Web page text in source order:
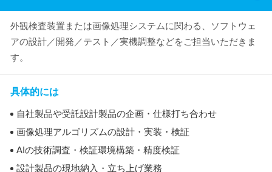
外観検査装置または画像処理システムに関わる、ソフトウェ
アの設計／開発／テスト／実機調整などをご担当いただきま
す。
具体的には
自社製品や受託設計製品の企画・仕様打ち合わせ
画像処理アルゴリズムの設計・実装・検証
AIの技術調査・検証環境構築・精度検証
設計製品の現地納入・立ち上げ業務